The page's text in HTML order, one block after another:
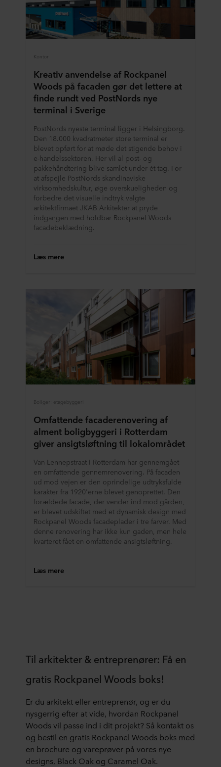
partneres privatlivspolitikker og hvor længe hver enkelt
cookie gemmes på dit terminaludstyr. Det er din
beslutning, til hvilke formål vores websteder kan bruge
cookies og dermed behandle oplysninger om dig via
Du kan til enhver tid trække dit samtykke tilbage eller
ændre det ved at klikke på cookie-ikonet nederst på
webstedet. Læs mere om vores brug af cookies i afsnittet
"Om" og om vores behandling af personoplysninger i
, herunder hvilken specifik
ROCKWOOL-virksomhed, der er dataansvarlig for dine
personoplysninger.
Kontor
Kreativ anvendelse af Rockpanel
Woods på facaden gør det lettere at
finde rundt ved PostNords nye
terminal i Sverige
PostNords nyeste terminal ligger i Helsingborg.
Den 18.000 kvadratmeter store terminal er
blevet opført for at møde det stigende behov i
e-handelssektoren. Her vil al post- og
pakkehåndtering blive samlet under ét tag. For
at afspejle PostNords skandinaviske
virksomhedskultur, øge overskueligheden og
forbedre det visuelle indtryk valgte
arkitektfirmaet JKAB Arkitekter at pryde
indgangen med holdbar Rockpanel Woods
facadebeklædning.
Læs mere
Boliger: etagebyggeri
Omfattende facaderenovering af
alment boligbyggeri i Rotterdam
giver ansigtsløftning til lokalområdet
Van Lennepstraat i Rotterdam har gennemgået
en omfattende gennemrenovering. På facaden
ud mod vejen er den oprindelige udtryksfulde
karakter fra 1920'erne blevet genoprettet. Den
forældede facade, der vender ind mod gården,
er blevet udskiftet med et dynamisk design med
Rockpanel Woods facadeplader i tre farver. Med
denne renovering har ikke kun gaden, men hele
kvarteret fået en omfattende ansigtsløftning.
Læs mere
Til arkitekter & entreprenører: Få en
gratis Rockpanel Woods boks!
Er du arkitekt eller entreprenør, og er du
nysgerrig efter at vide, hvordan Rockpanel
Woods vil passe ind i dit projekt? Så kontakt os
og bestil en gratis Rockpanel Woods boks med
en brochure og vareprøver på vores nye
designs, Black Oak og Caramel Oak.